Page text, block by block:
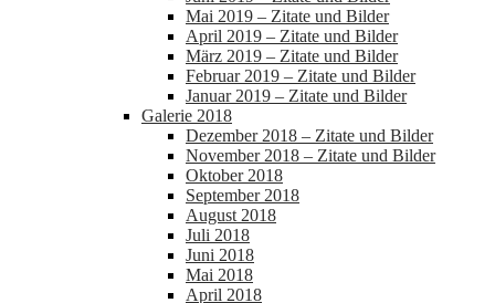
Mai 2019 – Zitate und Bilder
April 2019 – Zitate und Bilder
März 2019 – Zitate und Bilder
Februar 2019 – Zitate und Bilder
Januar 2019 – Zitate und Bilder
Galerie 2018
Dezember 2018 – Zitate und Bilder
November 2018 – Zitate und Bilder
Oktober 2018
September 2018
August 2018
Juli 2018
Juni 2018
Mai 2018
April 2018